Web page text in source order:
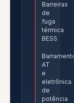
Barreiras
de
fuga
térmica
BESS
Barramento
AT
e
eletrônica
de
potência